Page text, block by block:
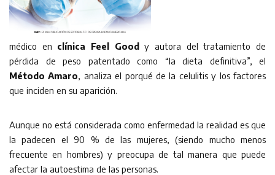
médico en clínica Feel Goody autora del tratamiento de
pérdida de peso patentado como “la dieta definitiva”, el
Método Amaro, analiza el porqué de la celulitis y los factores
que inciden en su aparición.
Aunque no está considerada como enfermedad la realidad es que
la padecen el 90 % de las mujeres, (siendo mucho menos
frecuente en hombres) y preocupa de tal manera que puede
afectar la autoestima de las personas.